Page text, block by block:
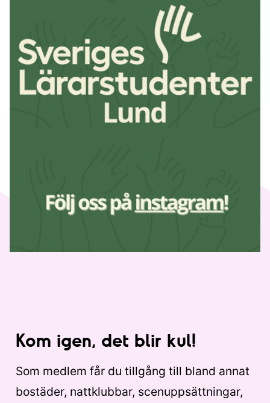
Kom igen, det blir kul!
Som medlem får du tillgång till bland annat
bostäder, nattklubbar, scenuppsättningar,